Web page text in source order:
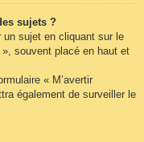
sujets ?
sujet en cliquant sur le
souvent placé en haut et
« M’avertir
également de surveiller le